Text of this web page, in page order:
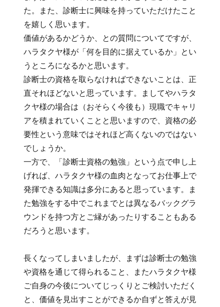
た。また、診断士に興味を持っていただけたこと
を嬉しく思います。
価値があるかどうか、との質問についてですが、
ハラタクヤ様が「何を目的に据えているか」とい
うところになるかと思います。
診断士の資格を取らなければできないことは、正
直それほどないと思っています。ましてやハラタ
クヤ様の場合は（おそらく今後も）現職でキャリ
アを積まれていくことと思いますので、資格の必
要性という意味ではそれほど高くないのではない
でしょうか。
一方で、「診断士資格の勉強」という点で申し上
げれば、ハラタクヤ様の血肉となってお仕事上で
発揮できる知識は多分にあると思っています。ま
た勉強をする中でこれまでとは異なるバックグラ
ウンドを持つ方とご縁があったりすることもある
だろうと思います。
長くなってしまいましたが、まずは診断士の勉強
や資格を通じて得られること、またハラタクヤ様
ご自身の今後についてじっくりとご検討いただく
と、価値を見出すことができるか自ずと答えが見